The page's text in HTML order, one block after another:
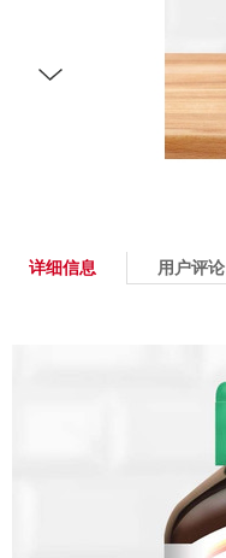
详细信息 用户评论